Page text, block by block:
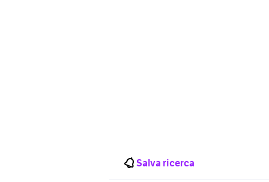
Salva ricerca